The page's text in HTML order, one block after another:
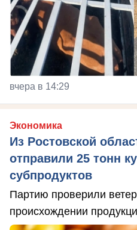
вчера в 14:29
Экономика
Из Ростовской
отправили 25 тонн
субпродуктов
Партию проверили
происхождении